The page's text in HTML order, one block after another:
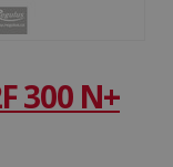
300 N+